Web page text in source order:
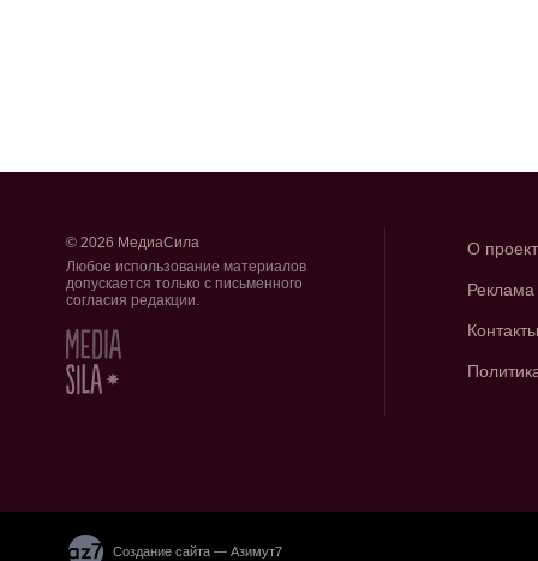
© 2026 МедиаСила
Любое использование материалов
допускается только с письменного
согласия редакции.
О
Реклама
Контакты
Создание сайта — Азимут7